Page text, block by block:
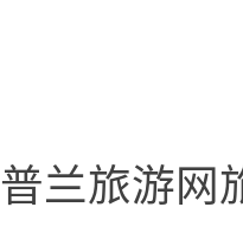
普兰旅游网